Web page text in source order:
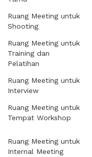
Ruang Meeting untuk
Shooting
Ruang Meeting untuk
Training dan
Pelatihan
Ruang Meeting untuk
Interview
Ruang Meeting untuk
Tempat Workshop
Ruang Meeting untuk
Internal Meeting